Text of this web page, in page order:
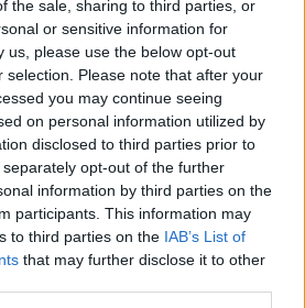
the sale, sharing to third parties, or
or sensitive information for
us, please use the below opt-out
selection. Please note that after your
you may continue seeing
on personal information utilized by
disclosed to third parties prior to
opt-out of the further
information by third parties on the
participants. This information may
to third parties on the IAB’s List of
that may further disclose it to other
De nem találom, romlott a